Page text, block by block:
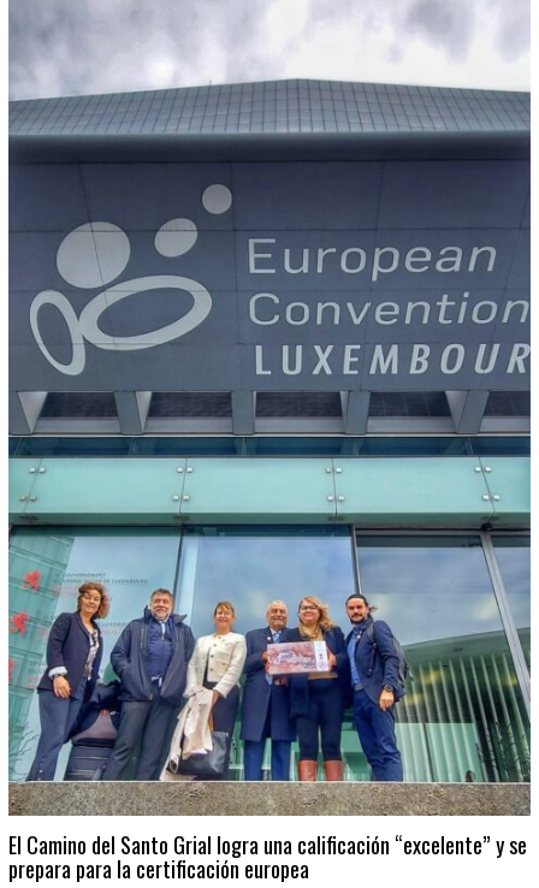
El Camino del Santo Grial logra una calificación “excelente” y se
prepara para la certificación europea